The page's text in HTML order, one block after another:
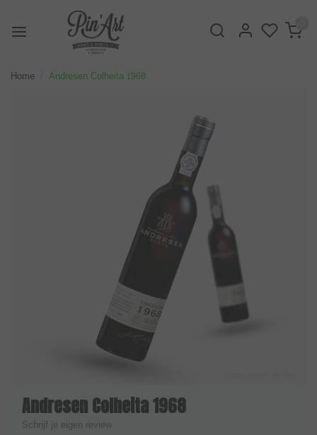
Home Andresen Colheita 1968
Andresen Colheita 1968
Schrijf je eigen review